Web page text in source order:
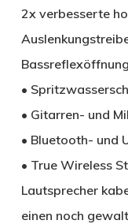
2x verbesserte
•
• Gitarren- und
• Bluetooth- und
• True Wireless
Lautsprecher
einen noch